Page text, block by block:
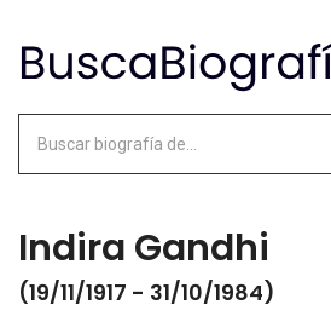
Indira Gandhi
(19/11/1917 - 31/10/1984)